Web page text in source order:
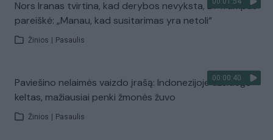
Nors Iranas tvirtina, kad derybos nevyksta, D. Trumpas
pareiškė: „Manau, kad susitarimas yra netoli“
Žinios Pasaulis
00:00:40
Paviešino nelaimės vaizdo įrašą: Indonezijoje užsidegė
keltas, mažiausiai penki žmonės žuvo
Žinios Pasaulis